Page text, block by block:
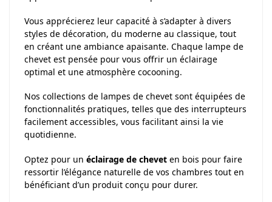
Vous apprécierez leur capacité à s’adapter à divers
styles de décoration, du moderne au classique, tout
en créant une ambiance apaisante. Chaque lampe de
chevet est pensée pour vous offrir un éclairage
optimal et une atmosphère cocooning.
Nos collections de lampes de chevet sont équipées de
fonctionnalités pratiques, telles que des interrupteurs
facilement accessibles, vous facilitant ainsi la vie
quotidienne.
Optez pour un éclairage de chevet en bois pour faire
ressortir l’élégance naturelle de vos chambres tout en
bénéficiant d’un produit conçu pour durer.